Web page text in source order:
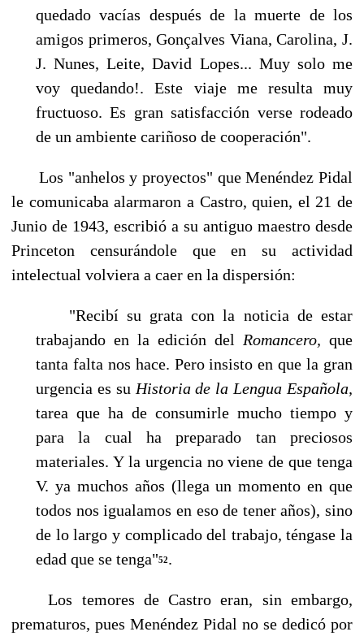
quedado vacías después de la muerte de los
amigos primeros, Gonçalves Viana, Carolina, J.
J. Nunes, Leite, David Lopes... Muy solo me
voy quedando!. Este viaje me resulta muy
fructuoso. Es gran satisfac­ción verse rodeado
de un ambiente cariñoso de cooperación".
Los "anhelos y proyectos" que Menéndez Pidal
le comunicaba alarmaron a Castro, quien, el 21 de
Junio de 1943, escribió a su antiguo maestro desde
Princeton censurándole que en su ac­tividad
intelectual volviera a caer en la dispersión:
"Recibí su grata con la noticia de estar
trabajando en la edición del Romancero, que
tanta fal­ta nos hace. Pero insisto en que la gran
urgencia es su Historia de la Lengua Española,
tarea que ha de consumirle mucho tiempo y
para la cual ha preparado tan preciosos
materiales. Y la ur­gencia no viene de que tenga
V. ya muchos años (llega un momento en que
todos nos igualamos en eso de tener años), sino
de lo largo y complicado del trabajo, téngase la
edad que se tenga"52.
Los temores de Castro eran, sin embargo,
prematuros, pues Menéndez Pidal no se dedicó por